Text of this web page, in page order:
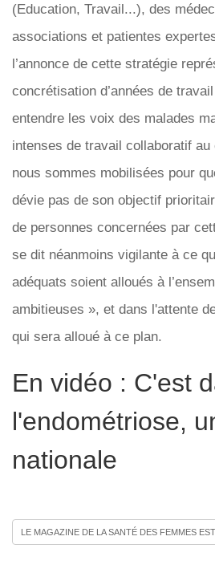
(Education, Travail...), des
associations et patientes
l’annonce de cette stratégie
concrétisation d’années de
entendre les voix des malades
intenses de travail collaboratif
nous sommes mobilisées pour
dévie pas de son objectif
de personnes concernées par
se dit néanmoins vigilante à ce
adéquats soient alloués à
ambitieuses », et dans l'attente
qui sera alloué à ce plan.
En vidéo : C'est
l'endométriose,
nationale
LE MAGAZINE DE LA SANTÉ DES FEMMES